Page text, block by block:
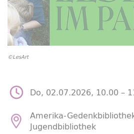
©LesArt
Do, 02.07.2026, 10.00 –
Amerika-
Jugendbibliothek